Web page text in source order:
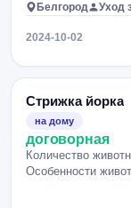
Белгород Уход
2024-10-02
Стрижка йорка
на дому
договорная
Количество
Особенности